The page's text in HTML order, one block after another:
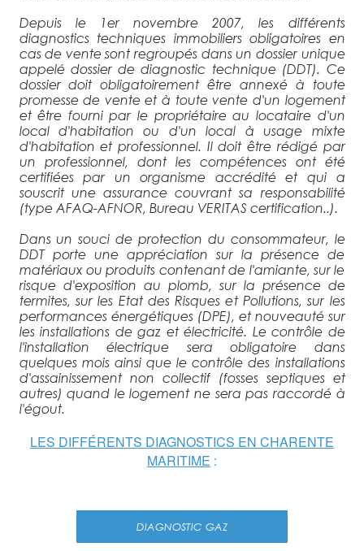
Depu­is le 1er novembre 2007, les différents
diagnostics techniques immobiliers obligatoires en
cas de vente sont regroupés dans un dossier unique
appelé dossier de diagnostic technique (DDT). ­­Ce
do­ssier doit obligatoirement être annexé à toute
promesse de vente et à toute vente d'un logement
et être fourni par le propriétaire au locataire d'un
local d'habitation ou d'un local à usage mixte
d'habitation et professionnel. Il doit être rédigé par
un professionnel, dont les compétences ont été
certifiées par un organisme accrédité et qui a
souscrit une assurance couvrant sa responsabilité
(type AFAQ-AFNOR, Bureau VERITAS certification..).
Dans un souci de protection du consommateur, le
DDT porte une appréciation sur la présence de
matériaux ou produits contenant de l'amiante, sur le
risque d'exposition au plomb, sur la présence de
termites, sur les Etat des Risques et Pollutions, sur les
performances énergétiques (DPE), et nouveauté sur
les installations de gaz et électricité. Le contrôle de
l'installation électrique sera obligatoire dans
quelques mois ainsi que le contrôle des installations
d'assainissement non collectif (fosses septiques et
autres) quand le logement ne sera pas raccordé à
l'égout.
LES DIFFÉRENTS DIAGNOSTICS EN CHARENTE
MARITIME :
DIAGNOSTIC GAZ